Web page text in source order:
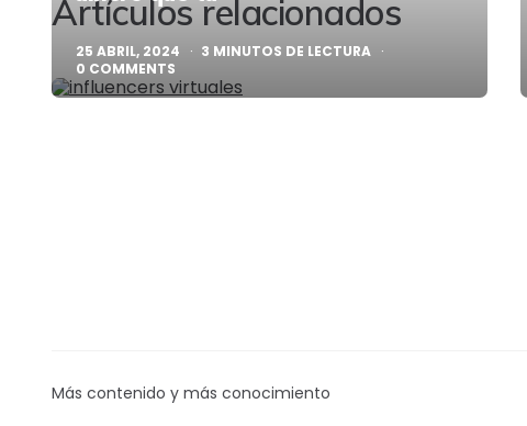
Artículos relacionados
25 ABRIL, 2024 3 MINUTOS DE LECTURA
0 COMMENTS
Más contenido y más conocimiento